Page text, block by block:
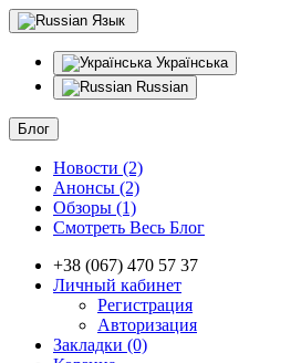
Язык
Українська
Russian
Блог
Новости (2)
Анонсы (2)
Обзоры (1)
Смотреть Весь Блог
+38 (067) 470 57 37
Личный кабинет
Регистрация
Авторизация
Закладки (0)